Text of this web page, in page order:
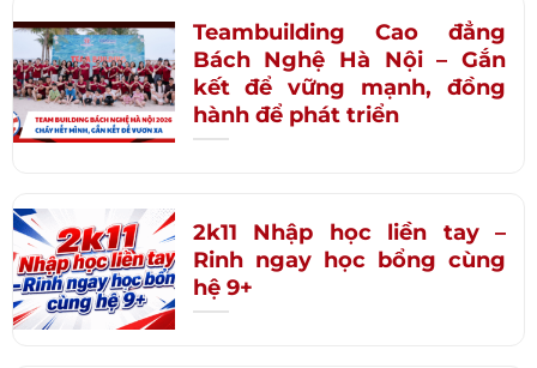
Teambuilding Cao đẳng
Bách Nghệ Hà Nội – Gắn
kết để vững mạnh, đồng
hành để phát triển
2k11 Nhập học liền tay –
Rinh ngay học bổng cùng
hệ 9+